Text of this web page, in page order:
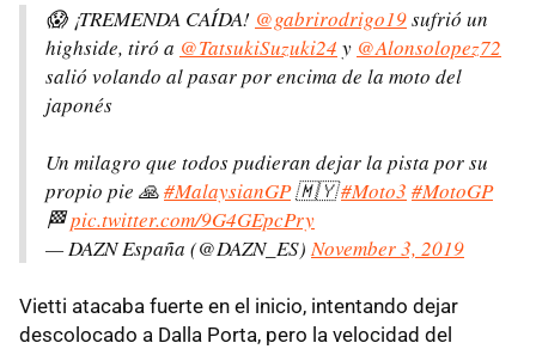
😱 ¡TREMENDA CAÍDA! @gabrirodrigo19sufrió un
highside, tiró a @TatsukiSuzuki24 y @Alonsolopez72
salió volando al pasar por encima de la moto del
japonés
Un milagro que todos pudieran dejar la pista por su
propio pie 🙏#MalaysianGP🇲🇾#Moto3 #MotoGP
🏁pic.twitter.com/9G4GEpcPry
— DAZN España (@DAZN_ES)November 3, 2019
Vietti atacaba fuerte en el inicio, intentando dejar
descolocado a Dalla Porta, pero la velocidad del